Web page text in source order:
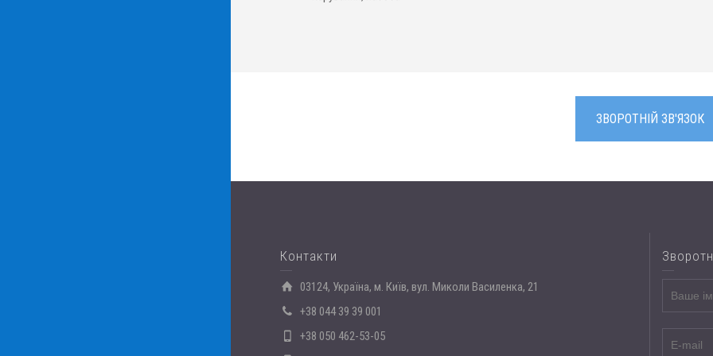
ЗВОРОТНІЙ ЗВ'ЯЗОК
Контакти
03124, Україна, м. Київ, вул. Миколи Василенка, 21
+38 044 39 39 001
+38 050 462-53-05